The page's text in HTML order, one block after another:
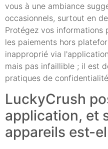
vous à une ambiance
occasionnels, surtout en
Protégez vos informations
les paiements hors
inapproprié via
mais pas infaillible ; il est
pratiques de
LuckyCrush
application, et
appareils est-